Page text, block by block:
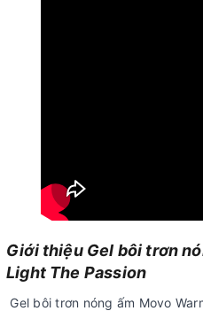
Giới thiệu Gel bôi trơn
Light The Passion
Gel bôi trơn nóng ấm Movo